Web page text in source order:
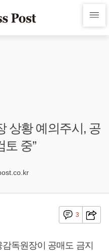
상황 예의주시, 공
중”
3
감독원장이 공매도 금지